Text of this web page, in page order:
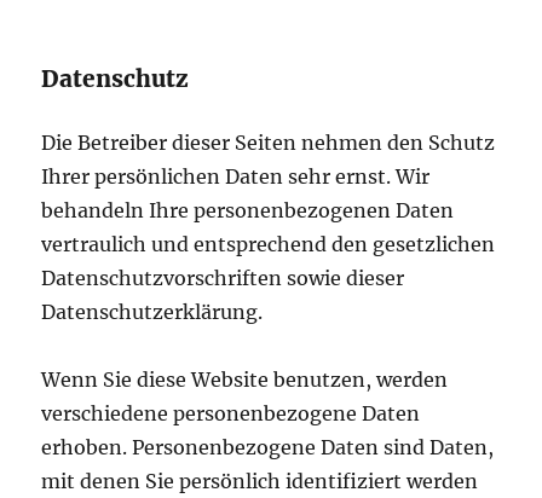
Datenschutz
Die Betreiber dieser Seiten nehmen den Schutz
Ihrer persönlichen Daten sehr ernst. Wir
behandeln Ihre personenbezogenen Daten
vertraulich und entsprechend den gesetzlichen
Datenschutzvorschriften sowie dieser
Datenschutzerklärung.
Wenn Sie diese Website benutzen, werden
verschiedene personenbezogene Daten
erhoben. Personenbezogene Daten sind Daten,
mit denen Sie persönlich identifiziert werden